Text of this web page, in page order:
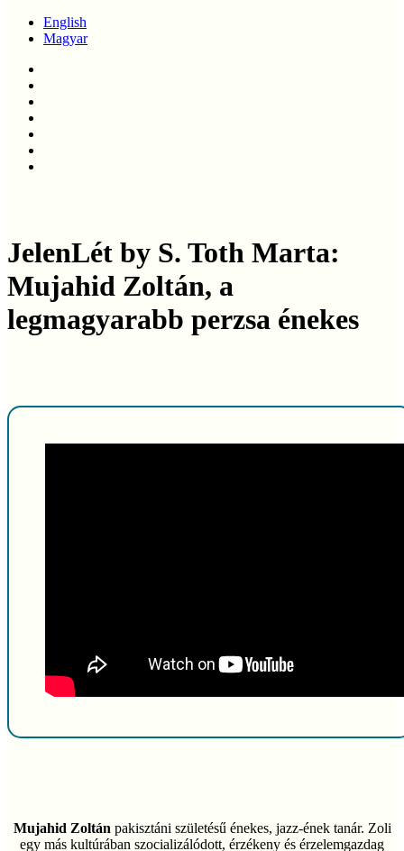
English
Magyar
JelenLét by S. Toth Marta:
Mujahid Zoltán, a
legmagyarabb perzsa énekes
Mujahid Zoltán pakisztáni születésű énekes, jazz-ének tanár. Zoli
egy más kultúrában szocializálódott, érzékeny és érzelemgazdag